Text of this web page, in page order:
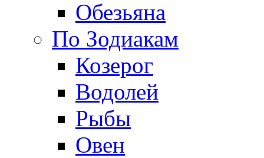
Обезьяна
По Зодиакам
Козерог
Водолей
Рыбы
Овен